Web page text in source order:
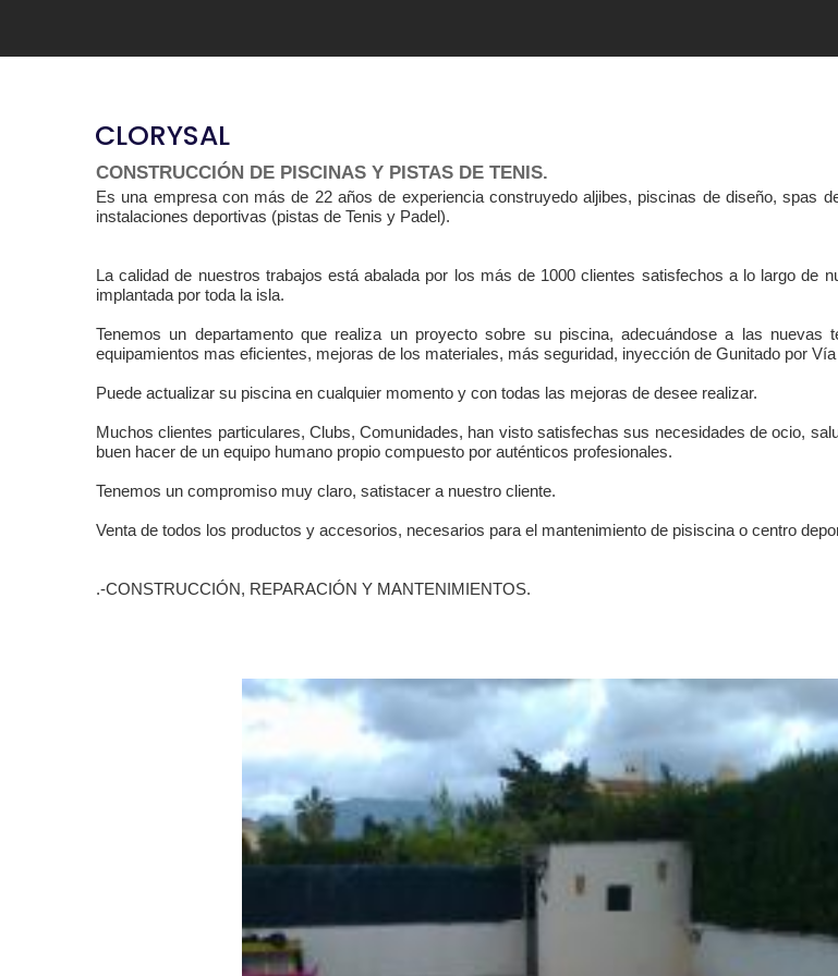
CLORYSAL
CONSTRUCCIÓN DE PISCINAS Y PISTAS DE TENIS.
Es una empresa con más de 22 años de experiencia construyedo aljibes, piscinas de diseño, spas
instalaciones deportivas (pistas de Tenis y Padel).
La calidad de nuestros trabajos está abalada por los más de 1000 clientes satisfechos a lo largo de
implantada por toda la isla.
Tenemos un departamento que realiza un proyecto sobre su piscina, adecuándose a las nuevas
equipamientos mas eficientes, mejoras de los materiales, más seguridad, inyección de Gunitado por
Puede actualizar su piscina en cualquier momento y con todas las mejoras de desee realizar.
Muchos clientes particulares, Clubs, Comunidades, han visto satisfechas sus necesidades de ocio,
buen hacer de un equipo humano propio compuesto por auténticos profesionales.
Tenemos un compromiso muy claro, satistacer a nuestro cliente.
Venta de todos los productos y accesorios, necesarios para el mantenimiento de pisiscina o centro
.-CONSTRUCCIÓN, REPARACIÓN Y MANTENIMIENTOS.